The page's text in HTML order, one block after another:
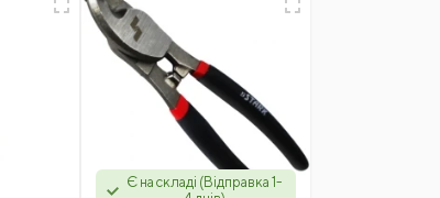
Є на складі (Відправка 1-